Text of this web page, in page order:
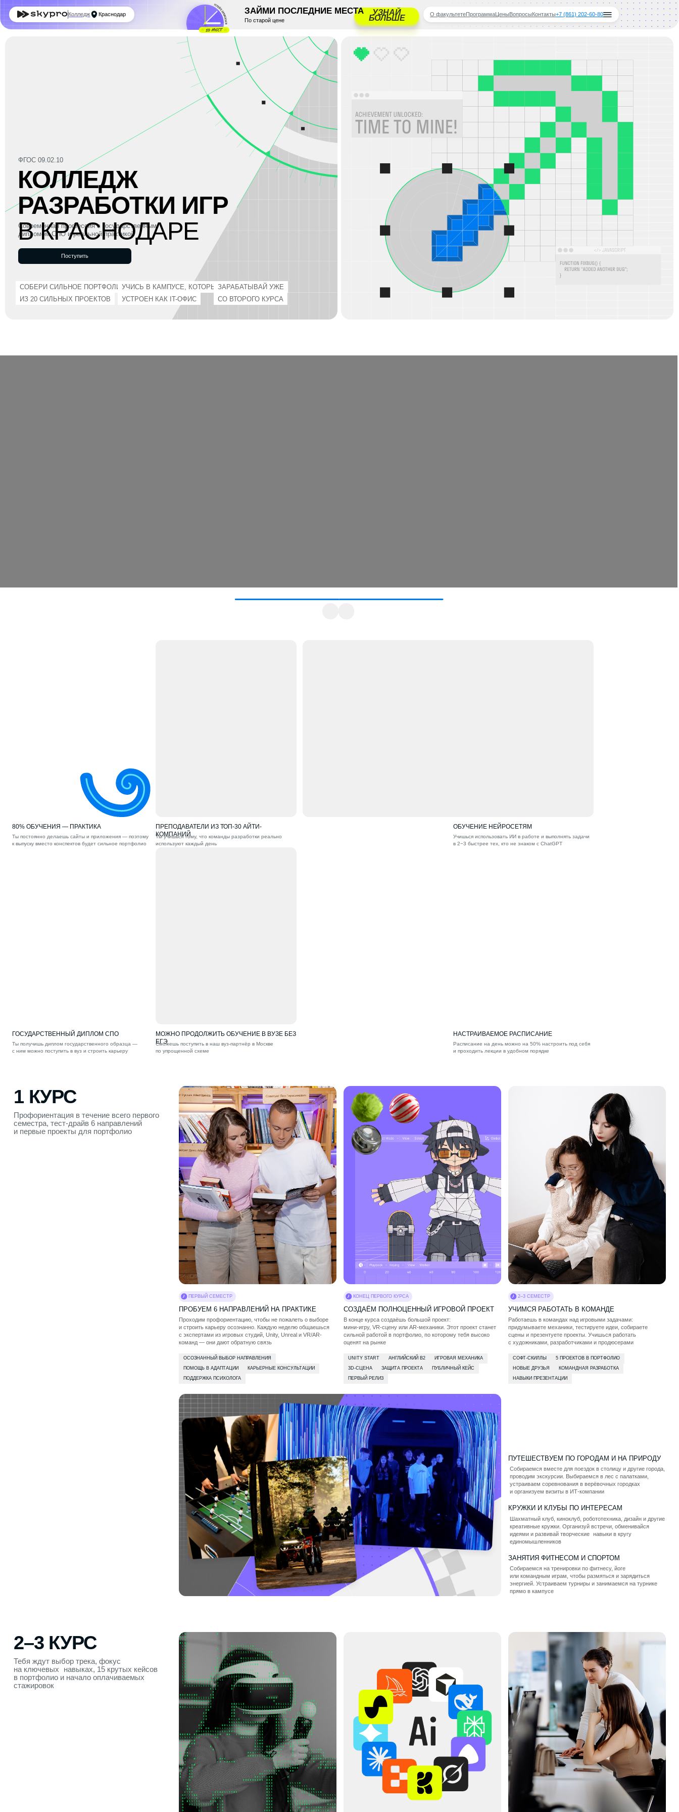
УЗНАЙ
БОЛЬШЕ
ЗАЙМИ ПОСЛЕДНИЕ МЕСТА
По старой цене
О факультете ПрограммаЦеныВопросыКонтакты +7 (861) 202-60-80
Колледж Краснодар
Современная профессия с государственным
дипломом СПО и реальной практикой
КОЛЛЕДЖ
РАЗРАБОТКИ
В КРАСНОДАРЕ
СОБЕРИ СИЛЬНОЕ ПОРТФОЛИО ЗАРАБАТЫВАЙ УЖЕ
СО ВТОРОГО КУРСА
Поступить
80% ОБУЧЕНИЯ — ПРАКТИКА
Ты постоянно делаешь сайты и приложения — поэтому
к выпуску вместо конспектов будет сильное портфолио
ПРЕПОДАВАТЕЛИ ИЗ ТОП-30 АЙТИ-
КОМПАНИЙ
Ты учишься тому, что команды разработки реально
используют каждый день
ОБУЧЕНИЕ НЕЙРОСЕТЯМ
Учишься использовать ИИ в работе и выполнять задачи
в 2−3 быстрее тех, кто не знаком с ChatGPT
ГОСУДАРСТВЕННЫЙ ДИПЛОМ СПО
Ты получишь диплом государственного образца —
с ним можно поступить в вуз и строить карьеру
МОЖНО ПРОДОЛЖИТЬ ОБУЧЕНИЕ В ВУЗЕ БЕЗ
ЕГЭ
Сможешь поступить в наш вуз-партнёр в Москве
по упрощенной схеме
НАСТРАИВАЕМОЕ РАСПИСАНИЕ
Расписание на день можно на 50% настроить под себя
и проходить лекции в удобном порядке
ПЕРВЫЙ СЕМЕСТР
ПРОБУЕМ 6 НАПРАВЛЕНИЙ НА ПРАКТИКЕ
Проходим профориентацию, чтобы не пожалеть о выборе
и строить карьеру осознанно. Каждую неделю общаешься
с экспертами из игровых студий, Unity, Unreal и VR/AR-
команд — они дают обратную связь
ОСОЗНАННЫЙ ВЫБОР НАПРАВЛЕНИЯ
ПОМОЩЬ В АДАПТАЦИИ
КАРЬЕРНЫЕ КОНСУЛЬТАЦИИ
ПОДДЕРЖКА ПСИХОЛОГА
КОНЕЦ ПЕРВОГО КУРСА
СОЗДАЁМ ПОЛНОЦЕННЫЙ ИГРОВОЙ ПРОЕКТ
В конце курса создаёшь большой проект:
мини-игру, VR-сцену или AR-механики. Этот проект станет
сильной работой в портфолио, по которому тебя высоко
оценят на рынке
UNITY START
ИГРОВАЯ МЕХАНИКА
3D-СЦЕНА
ПУБЛИЧНЫЙ КЕЙС
ПЕРВЫЙ РЕЛИЗ
2–3 СЕМЕСТР
УЧИМСЯ РАБОТАТЬ В КОМАНДЕ
Работаешь в командах над игровыми задачами:
придумываете механики, тестируете идеи, собираете
сцены и презентуете проекты. Учишься работать
с художниками, разработчиками и продюсерами
СОФТ-СКИЛЛЫ
5 ПРОЕКТОВ В ПОРТФОЛИО
НОВЫЕ ДРУЗЬЯ
КОМАНДНАЯ РАЗРАБОТКА
НАВЫКИ ПРЕЗЕНТАЦИИ
Собираемся на тренировки по фитнесу, йоге
энергией. Устраиваем турниры и занимаемся на турнике
прямо в кампусе
Шахматный клуб, киноклуб, робототехника, дизайн и другие
идеями и развивай творческие навыки в кругу
КРУЖКИ И КЛУБЫ ПО ИНТЕРЕСАМ
Собираемся вместе для поездок в столицу и другие города,
проводим экскурсии. Выбираемся в лес с палатками,
и организуем визиты в ИТ‑компании
ПУТЕШЕСТВУЕМ ПО ГОРОДАМ И НА ПРИРОДУ
ТРИ СЕМЕСТРА
ПОГРУЖАЕМСЯ В ПРОФЕССИЮ
Определяешься со специализацией: гейм-дизайн,
программирование, 3D и VR/AR. Осваиваешь основные
инструменты индустрии — Unity, Unreal Engine, C#,
Blueprints, анимацию, физику, мультиплеер и Git
LEVEL DESIGN 3D-МОДЕЛИНГ ГЕЙМ-ДИЗАЙН
ПЛАНИРОВАНИЕ ЗАДАЧ
ОЦЕНКА СРОКОВ
Открываем блок про ИИ: учишься генерировать ассеты,
ускорять прототипирование, создавать NPC,
ГЕНЕРАЦИЯ АССЕТОВ AI NPC 50% УСКОРЕНИЕ РАБОТЫ
ПРОТОТИПИРОВАНИЕ ПОИСК БАГОВ
Начинаешь стажироваться и работать над реальными
проектами. За это время сделаешь ещё 15 работ:
инди‑игру, AR‑приложение, VR‑экскурсию, процедурный
уровень, мультиплеерную механику
ОПЛАЧИВАЕМАЯ СТАЖИРОВКА ФРИЛАНС-ЗАКАЗЫ
ПОРТФОЛИО 15 ПРОЕКТОВ ПЕРВЫЙ ЗАРАБОТОК
Погружаемся в реальные рабочие процессы. Собираемся
на экскурсии в ИT-, дизайн- и маркетинговые компании,
ЭКСКУРСИИ В КОМПАНИИ